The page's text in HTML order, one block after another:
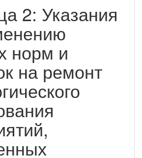
2: Указания
норм и
на ремонт